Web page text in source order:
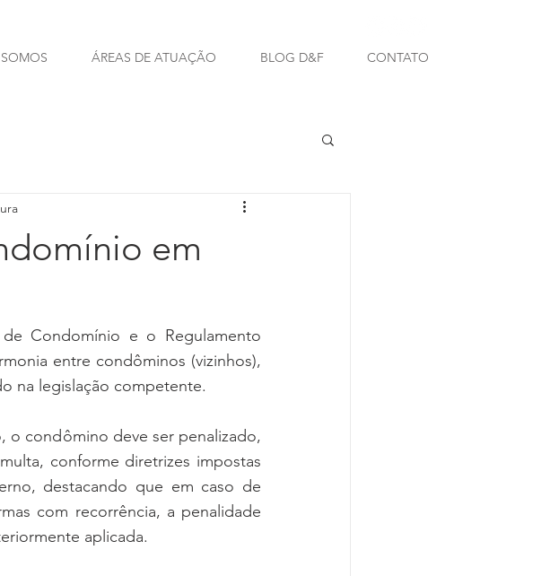
ÁREAS DE ATUAÇÃO BLOG D&F CONTATO
em
Condomínio e o Regulamento
entre condôminos (vizinhos),
na legislação competente.
o condômino deve ser penalizado,
conforme diretrizes impostas
destacando que em caso de
com recorrência, a penalidade
aplicada.